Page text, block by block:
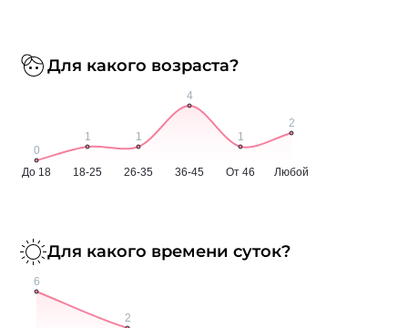
Для какого возраста?
Для какого времени суток?